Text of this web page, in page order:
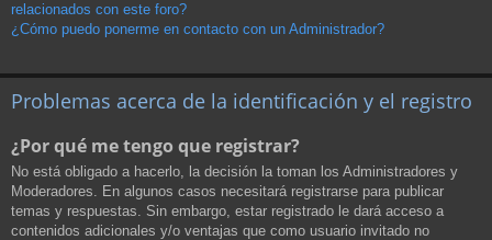
relacionados con este foro?
¿Cómo puedo ponerme en contacto con un Administrador?
Problemas acerca de la identificación y el registro
¿Por qué me tengo que registrar?
No está obligado a hacerlo, la decisión la toman los Administradores y
Moderadores. En algunos casos necesitará registrarse para publicar
temas y respuestas. Sin embargo, estar registrado le dará acceso a
contenidos adicionales y/o ventajas que como usuario invitado no